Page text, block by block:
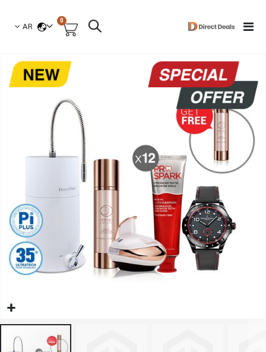
Toggle
السلة
0العناصر
لغة
AR
النهاية
معرض
الصور